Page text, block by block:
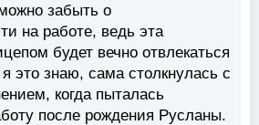
забыть о
на работе, ведь эта
будет вечно отвлекаться
это знаю, сама столкнулась с
когда пыталась
после рождения Русланы.